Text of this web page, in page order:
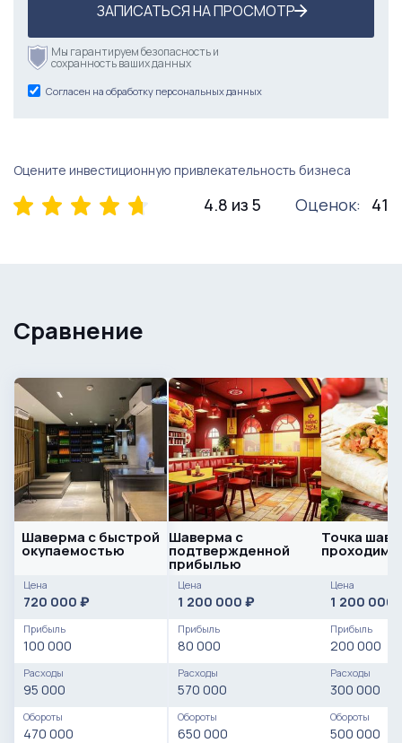
ЗАПИСАТЬСЯ НА ПРОСМОТР
Мы гарантируем безопасность и
сохранность ваших данных
Согласен на обработку персональных данных
Оцените инвестиционную привлекательность бизнеса
4.8 из 5 Оценок: 41
Сравнение
Шаверма с быстрой
окупаемостью
Цена
720 000 ₽
Прибыль
100 000
Расходы
95 000
Обороты
470 000
Шаверма с
подтвержденной
прибылью
Цена
1 200 000 ₽
Прибыль
80 000
Расходы
570 000
Обороты
650 000
Точка
Цена
1 200 000
Прибыль
200 000
Расходы
300 000
Обороты
500 000